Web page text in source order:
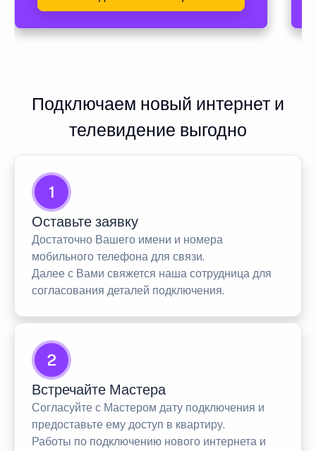
Подключаем новый интернет и
телевидение выгодно
1
Оставьте заявку
Достаточно Вашего имени и номера
мобильного телефона для связи.
Далее с Вами свяжется наша сотрудница для
согласования деталей подключения.
2
Встречайте Мастера
Согласуйте с Мастером дату подключения и
предоставьте ему доступ в квартиру.
Работы по подключению нового интернета и